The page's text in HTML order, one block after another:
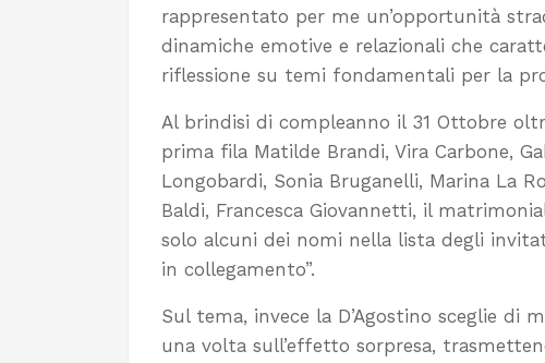
rappresentato per me un’opportunità
dinamiche emotive e relazionali che
riflessione su temi fondamentali per la
Al brindisi di compleanno il 31 Ottobre
prima fila Matilde Brandi, Vira Carbone,
Longobardi, Sonia Bruganelli, Marina La
Baldi, Francesca Giovannetti, il
solo alcuni dei nomi nella lista degli
in collegamento”.
Sul tema, invece la D’Agostino sceglie di
una volta sull’effetto sorpresa,